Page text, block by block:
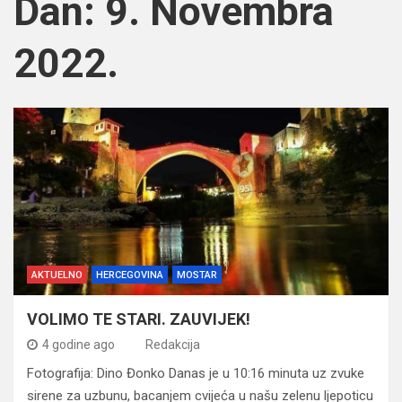
Dan: 9. Novembra
2022.
AKTUELNO HERCEGOVINA MOSTAR
VOLIMO TE STARI. ZAUVIJEK!
4 godine ago Redakcija
Fotografija: Dino Đonko Danas je u 10:16 minuta uz zvuke
sirene za uzbunu, bacanjem cvijeća u našu zelenu ljepoticu